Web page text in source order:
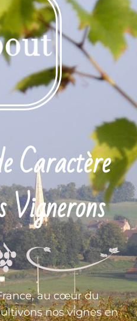
Caractère
Vignerons
au cœur du
nos vignes en